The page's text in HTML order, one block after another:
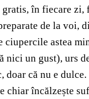
în fiecare
de la
astea
un gust), urs
că nu e dulce.
încălzește